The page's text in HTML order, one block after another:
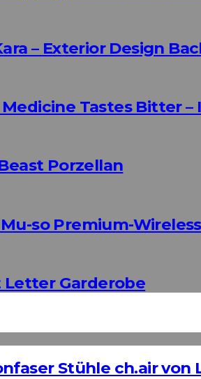
– Exterior Design
Medicine Tastes Bitter
Porzellan
so Premium-
Letter Garderobe
Stühle ch.air von